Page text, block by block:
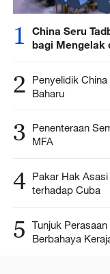
1
China Seru
bagi Mengelak
2
Penyelidik
Baharu
3
Penenteraan
MFA
4 Pakar Hak
terhadap Cuba
5
Tunjuk
Berbahaya